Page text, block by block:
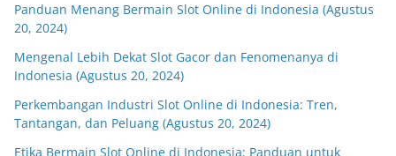
Panduan Menang Bermain Slot Online di Indonesia (Agustus
20, 2024)
Mengenal Lebih Dekat Slot Gacor dan Fenomenanya di
Indonesia (Agustus 20, 2024)
Perkembangan Industri Slot Online di Indonesia: Tren,
Tantangan, dan Peluang (Agustus 20, 2024)
Etika Bermain Slot Online di Indonesia: Panduan untuk